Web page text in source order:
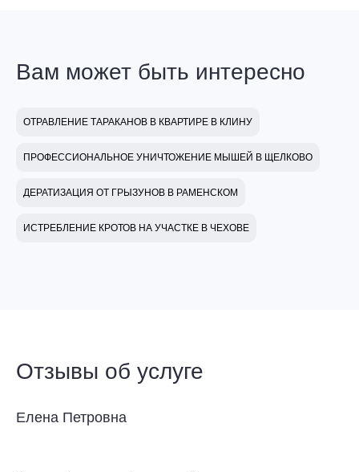
Вам может быть интересно
ОТРАВЛЕНИЕ ТАРАКАНОВ В КВАРТИРЕ В КЛИНУ
ПРОФЕССИОНАЛЬНОЕ УНИЧТОЖЕНИЕ МЫШЕЙ В ЩЕЛКОВО
ДЕРАТИЗАЦИЯ ОТ ГРЫЗУНОВ В РАМЕНСКОМ
ИСТРЕБЛЕНИЕ КРОТОВ НА УЧАСТКЕ В ЧЕХОВЕ
Отзывы об услуге
Елена Петровна